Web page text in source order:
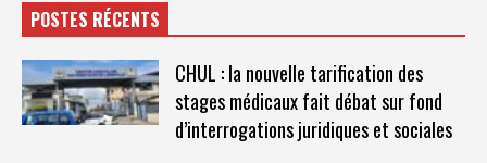
POSTES RÉCENTS
CHUL : la nouvelle tarification des
stages médicaux fait débat sur fond
d’interrogations juridiques et sociales